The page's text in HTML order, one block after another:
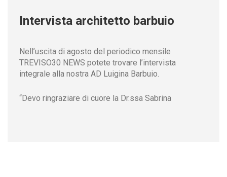
Intervista architetto barbuio
Nell’uscita di agosto del periodico mensile
TREVISO30 NEWS potete trovare l’intervista
integrale alla nostra AD Luigina Barbuio.
“Devo ringraziare di cuore la Dr.ssa Sabrina